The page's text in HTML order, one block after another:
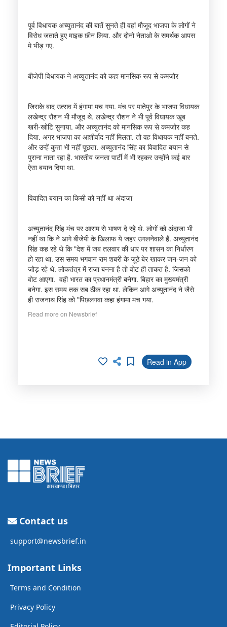
पूर्व विधायक अच्युतानंद की बातें सुनते ही वहां मौजूद भाजपा के लोगों ने
विरोध जताते हुए माइक छीन लिया. और दोनो नेताओ के समर्थक आपस
मे भीड़ गए.
बीजेपी विधायक ने अच्युतानंद को कहा मानसिक रूप से कमजोर
जिसके बाद उत्सव में हंगामा मच गया. मंच पर पातेपुर के भाजपा विधायक
लखेन्द्र रौशन भी मौजूद थे. लखेन्द्र रौशन ने भी पूर्व विधायक खूब
खरी-खोटि सुनाया. और अच्युतानंद को मानसिक रूप से कमजोर कह
दिया. अगर भाजपा का आशीर्वाद नहीं मिलता. तो वह विधायक नहीं बनते.
और उन्हें कुत्ता भी नहीं पूछता. अच्युतानंद सिंह का विवादित बयान से
पुराना नाता रहा है. भारतीय जनता पार्टी में भी रहकर उन्होंने कई बार
ऐसा बयान दिया था.
विवादित बयान का किसी को नहीं था अंदाजा
अच्युतानंद सिंह मंच पर आराम से भाषण दे रहे थे. लोगों को अंदाजा भी
नहीं था कि ने आगे बीजेपी के खिलाफ ये जहर उगलनेवाले हैं. अच्युतानंद
सिंह कह रहे थे कि "देश में जब तलवार की धार पर शासन का निर्धारण
हो रहा था. उस समय भगवान राम शबरी के जूठे बेर खाकर जन-जन को
जोड़ रहे थे. लोकतंत्र में राजा बनना है तो वोट ही ताकत है. जिसको
वोट आएगा. वही भारत का प्रधानमंत्री बनेगा. बिहार का मुख्यमंत्री
बनेगा. इस समय तक सब ठीक रहा था. लेकिन आगे अच्युतानंद ने जैसे
ही राजनाथ सिंह को "पिछलगवा कहा हंगामा मच गया.
Read more on Newsbrief
Read in App
Contact us
support@newsbrief.in
Important Links
Terms and Condition
Privacy Policy